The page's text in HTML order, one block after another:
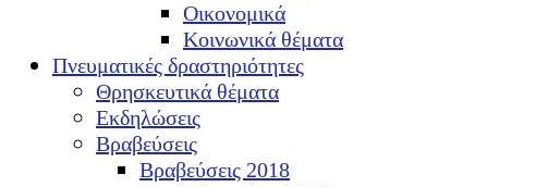
Οικονομικά
Κοινωνικά θέματα
Πνευματικές δραστηριότητες
Θρησκευτικά θέματα
Εκδηλώσεις
Βραβεύσεις
Βραβεύσεις 2018